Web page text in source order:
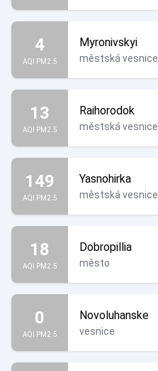
4
AQI PM2.5
Myronivskyi
městská vesnice
13
AQI PM2.5
Raihorodok
městská vesnice
149
AQI PM2.5
Yasnohirka
městská vesnice
18
AQI PM2.5
Dobropillia
město
0
AQI PM2.5
Novoluhanske
vesnice